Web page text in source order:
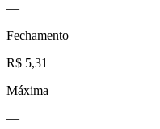
—
Fechamento
R$ 5,31
Máxima
—